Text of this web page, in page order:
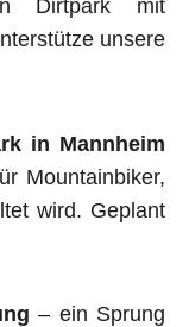
Dirtpark mit
unsere
in Mannheim
Mountainbiker,
wird. Geplant
– ein Sprung